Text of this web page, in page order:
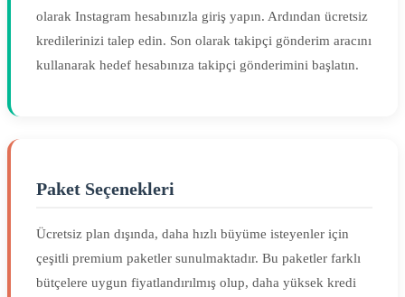
olarak Instagram hesabınızla giriş yapın. Ardından ücretsiz
kredilerinizi talep edin. Son olarak takipçi gönderim aracını
kullanarak hedef hesabınıza takipçi gönderimini başlatın.
Paket Seçenekleri
Ücretsiz plan dışında, daha hızlı büyüme isteyenler için
çeşitli premium paketler sunulmaktadır. Bu paketler farklı
bütçelere uygun fiyatlandırılmış olup, daha yüksek kredi